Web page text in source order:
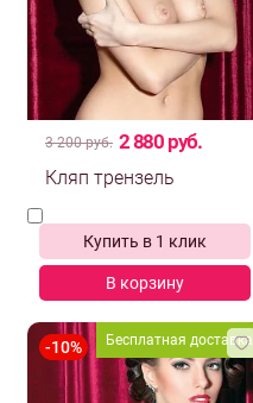
2 880 руб.
3 200 руб.
Купить в 1 клик
В корзину
Бесплатная доставка